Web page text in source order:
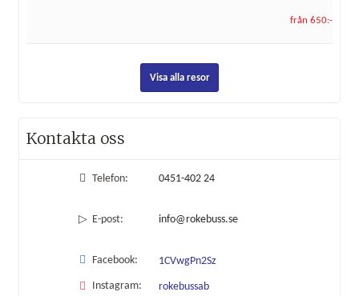
från 650:-
Visa alla resor
Kontakta oss
Telefon: 0451-402 24
E-post: info@rokebuss.se
Facebook: 1CVwgPn2Sz
Instagram: rokebussab